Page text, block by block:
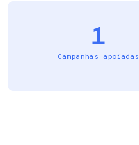
1
Campanhas apoiadas